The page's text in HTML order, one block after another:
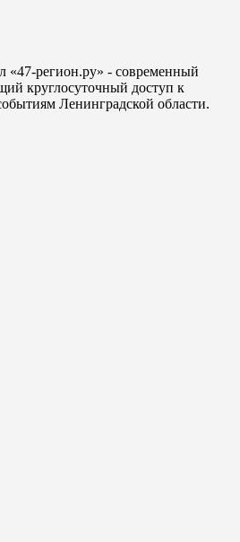
регион.ру» - современный
круглосуточный доступ к
Ленинградской области.